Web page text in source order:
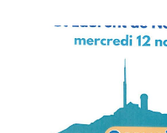
ACTUALITÉS AGENDA